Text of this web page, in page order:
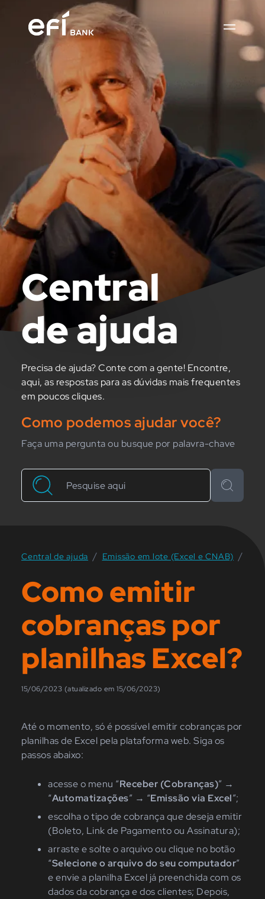
Central
de ajuda
Precisa de ajuda? Conte com a gente! Encontre,
aqui, as respostas para as dúvidas mais frequentes
em poucos cliques.
Como podemos ajudar você?
Faça uma pergunta ou busque por palavra-chave
Buscar
Central de ajuda / Emissão em lote (Excel e CNAB) /
Como emitir
cobranças por
planilhas Excel?
15/06/2023 (atualizado em 15/06/2023)
Até o momento, só é possível emitir cobranças por
planilhas de Excel pela plataforma web. Siga os
passos abaixo:
acesse o menu “Receber (Cobranças)” →
“Automatizações” → “Emissão via Excel”;
escolha o tipo de cobrança que deseja emitir
(Boleto, Link de Pagamento ou Assinatura);
arraste e solte o arquivo ou clique no botão
“Selecioneo arquivo do seu computador”
e envie a planilha Excel já preenchida com os
dados da cobrança e dos clientes; Depois,